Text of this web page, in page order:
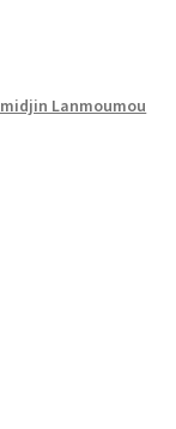
Lanmoumou